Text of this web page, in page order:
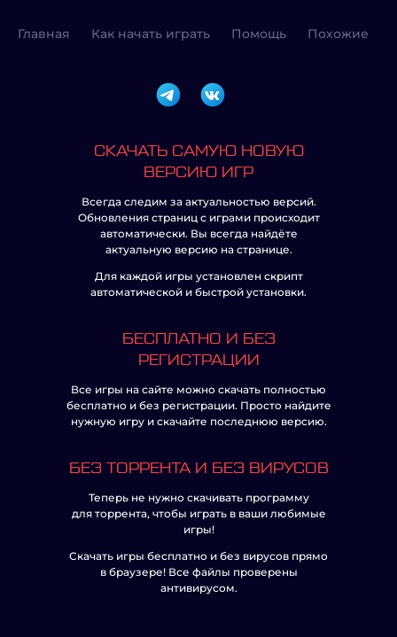
Главная Как начать играть Помощь Похожие
СКАЧАТЬ САМУЮ НОВУЮ
ВЕРСИЮ ИГР
Всегда следим за актуальностью версий.
Обновления страниц с играми происходит
автоматически. Вы всегда найдёте
актуальную версию на странице.
Для каждой игры установлен скрипт
автоматической и быстрой установки.
БЕСПЛАТНО И БЕЗ
РЕГИСТРАЦИИ
Все игры на сайте можно скачать полностью
бесплатно и без регистрации. Просто найдите
нужную игру и скачайте последнюю версию.
БЕЗ ТОРРЕНТА И БЕЗ ВИРУСОВ
Теперь не нужно скачивать программу
для торрента, чтобы играть в ваши любимые
игры!
Скачать игры бесплатно и без вирусов прямо
в браузере! Все файлы проверены
антивирусом.